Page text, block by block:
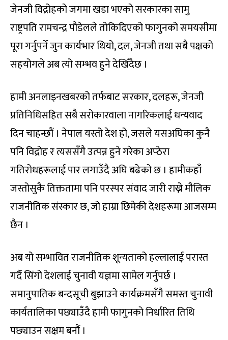
जेनजी विद्रोहको जगमा खडा भएको सरकारका सामु
राष्ट्रपति रामचन्द्र पौडेलले तोकिदिएको फागुनको समयसीमा
पूरा गर्नुपर्ने जुन कार्यभार थियो, दल, जेनजी तथा सबै पक्षको
सहयोगले अब त्यो सम्भव हुने देखिँदैछ ।
हामी अनलाइनखबरको तर्फबाट सरकार, दलहरू, जेनजी
प्रतिनिधिसहित सबै सरोकारवाला नागरिकलाई धन्यवाद
दिन चाहन्छौं । नेपाल यस्तो देश हो, जसले यसअघिका कुनै
पनि विद्रोह र त्यससँगै उत्पन्न हुने गरेका अप्ठेरा
गतिरोधहरूलाई पार लगाउँदै अघि बढेको छ । हामीकहाँ
जस्तोसुकै तिक्ततामा पनि परस्पर संवाद जारी राख्ने मौलिक
राजनीतिक संस्कार छ, जो हाम्रा छिमेकी देशहरूमा आजसम्म
छैन ।
अब यो सम्भावित राजनीतिक शून्यताको हल्लालाई परास्त
गर्दै सिंगो देशलाई चुनावी यज्ञमा सामेल गर्नुपर्छ ।
समानुपातिक बन्दसूची बुझाउने कार्यक्रमसँगै समस्त चुनावी
कार्यतालिका पछ्याउँदै हामी फागुनको निर्धारित तिथि
पछ्याउन सक्षम बनौं ।